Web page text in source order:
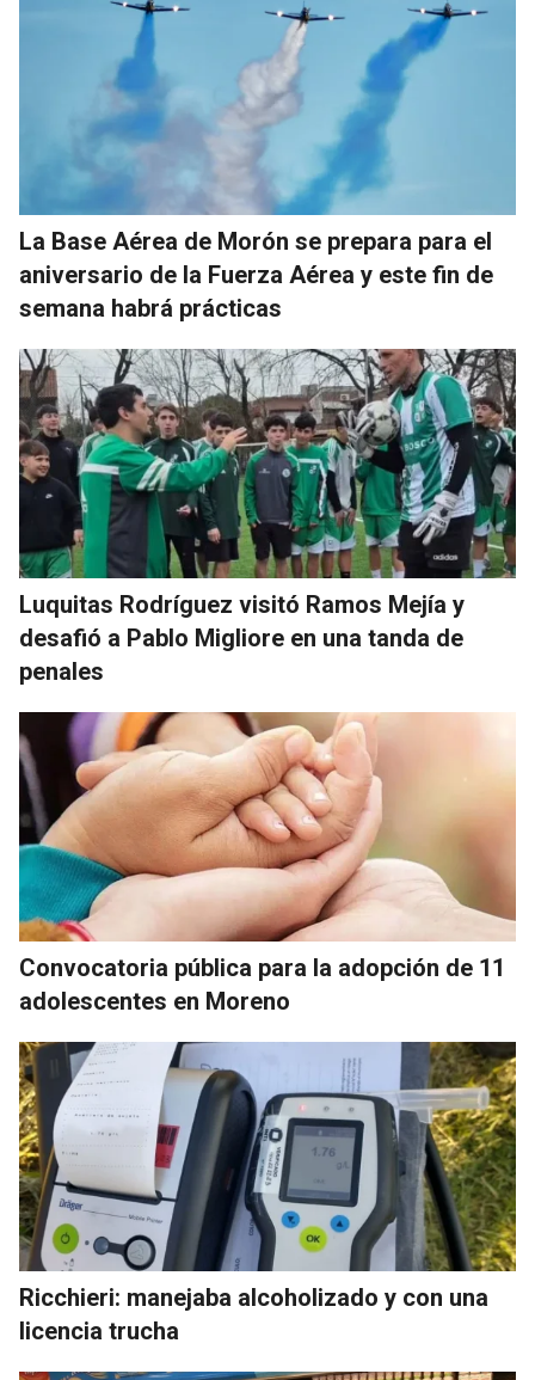
La Base Aérea de Morón se prepara para el
aniversario de la Fuerza Aérea y este fin de
semana habrá prácticas
Luquitas Rodríguez visitó Ramos Mejía y
desafió a Pablo Migliore en una tanda de
penales
Convocatoria pública para la adopción de 11
adolescentes en Moreno
Ricchieri: manejaba alcoholizado y con una
licencia trucha